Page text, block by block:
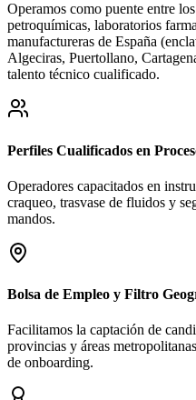
Operamos como puente entre
petroquímicas, laboratorios
manufactureras de España
Algeciras, Puertollano,
talento técnico cualificado.
Perfiles Cualificados en
Operadores capacitados en
craqueo, trasvase de fluidos y
mandos.
Bolsa de Empleo y Filtro
Facilitamos la captación de
provincias y áreas
de onboarding.